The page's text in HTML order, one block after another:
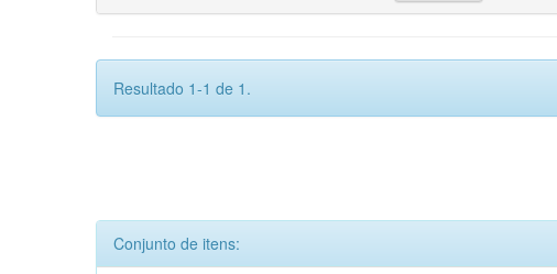
Resultado 1-1 de 1.
Conjunto de itens: